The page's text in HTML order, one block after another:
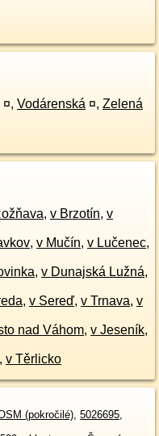
¤, Vodárenská ¤, Zelená
, v Brzotín, v
, v Mučín, v Lučenec,
, v Dunajská Lužná,
, v Sereď, v Trnava, v
nad Váhom, v Jeseník,
, v Těrlicko
(pokročilé), 5026695,